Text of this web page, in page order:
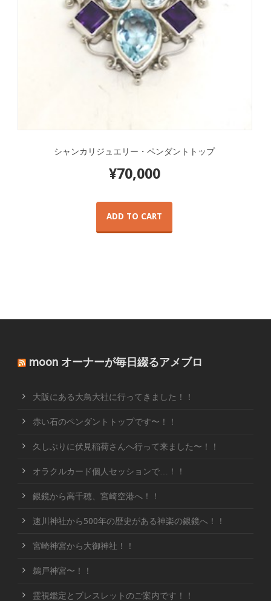
シャンカリジュエリー・ペンダントトップ
¥70,000
ADD TO CART
moon オーナーが毎日綴るアメブロ
大阪にある大鳥大社に行ってきました！！
赤い石のペンダントトップです〜！！
久しぶりに伏見稲荷さんへ行って来ました〜！！
オラクルカード個人セッションで…！！
銀鏡から高千穂、宮崎空港へ！！
速川神社から500年の歴史がある神楽の銀鏡へ！！
宮崎神宮から大御神社！！
鵜戸神宮〜！！
霊視鑑定とブレスレットのご案内です！！